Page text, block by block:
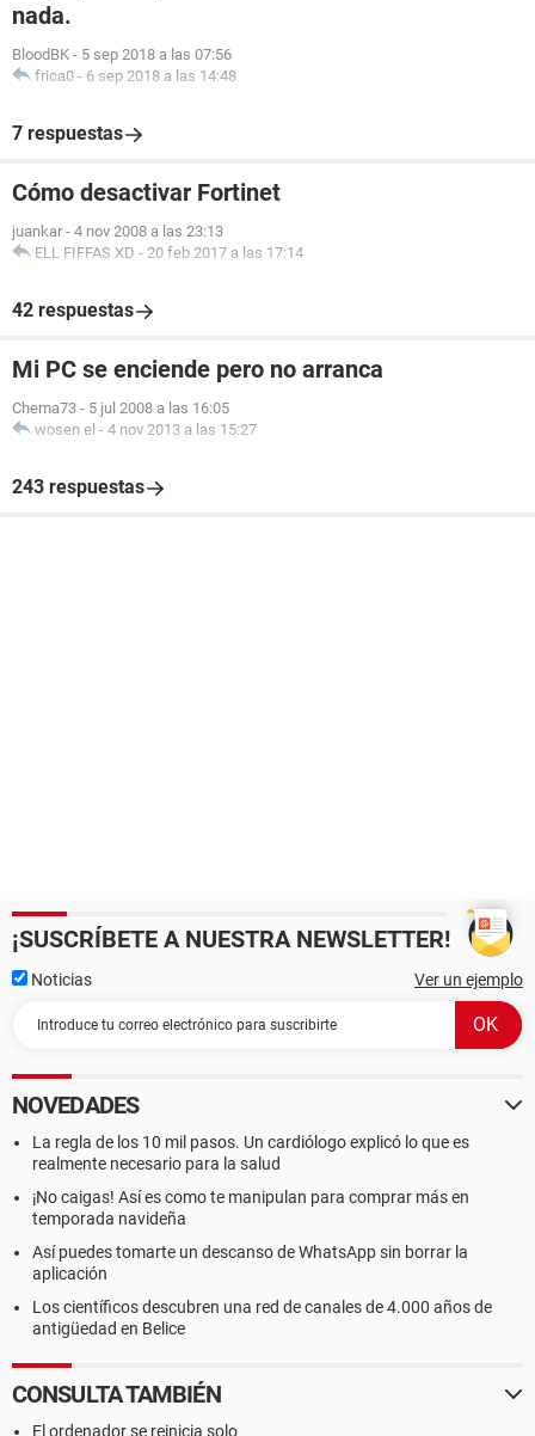
nada.
BloodBK - 5 sep 2018 a las 07:56
frica0 - 6 sep 2018 a las 14:48
7 respuestas
Cómo desactivar Fortinet
juankar - 4 nov 2008 a las 23:13
ELL FIFFAS XD - 20 feb 2017 a las 17:14
42 respuestas
Mi PC se enciende pero no arranca
Chema73 - 5 jul 2008 a las 16:05
wosen el - 4 nov 2013 a las 15:27
243 respuestas
¡SUSCRÍBETE A NUESTRA NEWSLETTER!
Noticias Ver un ejemplo
NOVEDADES
La regla de los 10 mil pasos. Un cardiólogo explicó lo que es
realmente necesario para la salud
¡No caigas! Así es como te manipulan para comprar más en
temporada navideña
Así puedes tomarte un descanso de WhatsApp sin borrar la
aplicación
Los científicos descubren una red de canales de 4.000 años de
antigüedad en Belice
CONSULTA TAMBIÉN
El ordenador se reinicia solo